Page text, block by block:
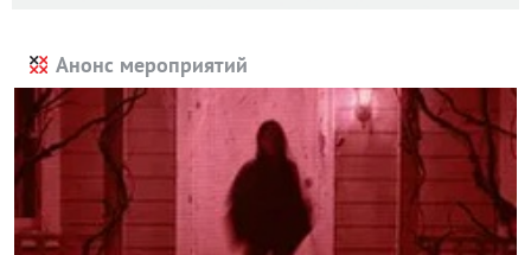
Анонс мероприятий